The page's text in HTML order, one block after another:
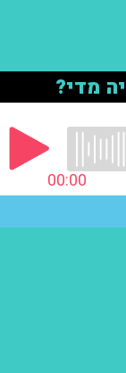
מדי?
00:00